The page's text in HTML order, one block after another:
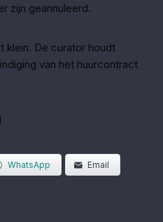
zijn geannuleerd.
klein. De curator houdt
van het huurcontract
WhatsApp Email